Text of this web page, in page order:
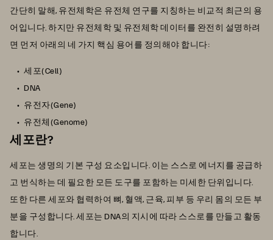
간단히 말해, 유전체학은 유전체 연구를 지칭하는 비교적 최근의 용
어입니다. 하지만 유전체학 및 유전체학 데이터를 완전히 설명하려
면 먼저 아래의 네 가지 핵심 용어를 정의해야 합니다:
세포(Cell)
DNA
유전자(Gene)
유전체(Genome)
세포란?
세포는 생명의 기본 구성 요소입니다. 이는 스스로 에너지를 공급하
고 번식하는 데 필요한 모든 도구를 포함하는 미세한 단위입니다.
또한 다른 세포와 협력하여 뼈, 혈액, 근육, 피부 등 우리 몸의 모든 부
분을 구성합니다. 세포는 DNA의 지시에 따라 스스로를 만들고 활동
합니다.